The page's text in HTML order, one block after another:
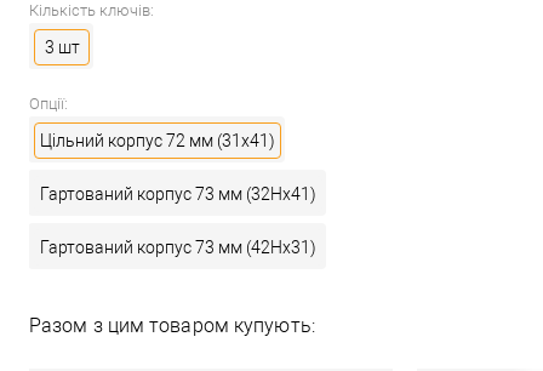
Кількість ключів:
3 шт
Опції:
Цільний корпус 72 мм (31x41)
Гартований корпус 73 мм (32Hx41)
Гартований корпус 73 мм (42Hx31)
Разом з цим товаром купують: